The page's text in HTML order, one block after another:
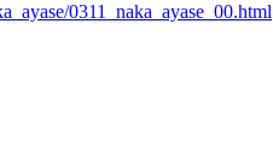
0311_naka_ayase_00.html